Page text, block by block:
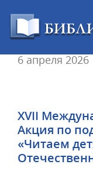
6 апреля 2026
XVII
Акция по
«Читаем